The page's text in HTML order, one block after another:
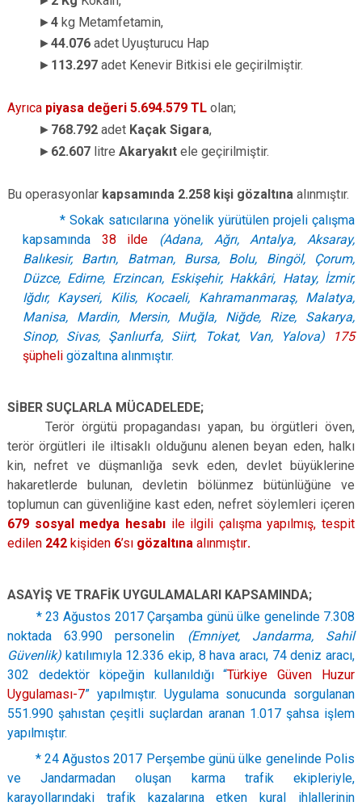
►4kg Metamfetamin,
►44.076adet Uyuşturucu Hap
► 113.297adet Kenevir Bitkisi ele geçirilmiştir.
Ayrıca piyasa değeri 5.694.579 TL olan;
► 768.792adet Kaçak Sigara,
► 62.607litre Akaryakıtele geçirilmiştir.
Bu operasyonlar kapsamında 2.258 kişi gözaltına alınmıştır.
* Sokak satıcılarına yönelik yürütülen projeli çalışma
kapsamında 38 ilde (Adana, Ağrı, Antalya, Aksaray,
Balıkesir, Bartın, Batman, Bursa, Bolu, Bingöl, Çorum,
Düzce, Edirne, Erzincan, Eskişehir, Hakkâri, Hatay, İzmir,
Iğdır, Kayseri, Kilis, Kocaeli, Kahramanmaraş, Malatya,
Manisa, Mardin, Mersin, Muğla, Niğde, Rize, Sakarya,
Sinop, Sivas, Şanlıurfa, Siirt, Tokat, Van, Yalova)
175
şüpheli gözaltına alınmıştır.
SİBER SUÇLARLA MÜCADELEDE;
Terör örgütü propagandası yapan, bu örgütleri öven,
terör örgütleri ile iltisaklı olduğunu alenen beyan eden, halkı
kin, nefret ve düşmanlığa sevk eden, devlet büyüklerine
hakaretlerde bulunan, devletin bölünmez bütünlüğüne ve
toplumun can güvenliğine kast eden, nefret söylemleri içeren
679 sosyal medya hesabıile ilgili çalışma yapılmış, tespit
edilen 242 kişiden 6’sı gözaltına alınmıştır.
ASAYİŞ VE TRAFİK UYGULAMALARI KAPSAMINDA;
* 23 Ağustos 2017 Çarşamba günü ülke genelinde 7.308
noktada 63.990 personelin (Emniyet, Jandarma, Sahil
Güvenlik) katılımıyla 12.336 ekip, 8 hava aracı, 74 deniz aracı,
302 dedektör köpeğin kullanıldığı “Türkiye Güven Huzur
Uygulaması-7” yapılmıştır. Uygulama sonucunda sorgulanan
551.990 şahıstan çeşitli suçlardan aranan 1.017 şahsa işlem
yapılmıştır.
* 24 Ağustos 2017 Perşembe günü ülke genelinde Polis
ve Jandarmadan oluşan karma trafik ekipleriyle,
karayollarındaki trafik kazalarına etken kural ihlallerinin